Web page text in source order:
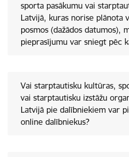
sporta pasākumu vai
Latvijā, kuras norise plānota
posmos (dažādos datumos),
pieprasījumu var sniegt pēc
Vai starptautisku kultūras,
vai starptautisku izstāžu
Latvijā pie dalībniekiem var
online dalībniekus?